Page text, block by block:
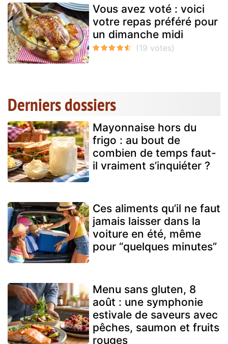
Vous avez voté : voici
votre repas préféré pour
un dimanche midi
Derniers dossiers
Mayonnaise hors du
frigo : au bout de
combien de temps faut-
il vraiment s’inquiéter ?
Ces aliments qu’il ne faut
jamais laisser dans la
voiture en été, même
pour “quelques minutes”
Menu sans gluten, 8
août : une symphonie
estivale de saveurs avec
pêches, saumon et fruits
rouges